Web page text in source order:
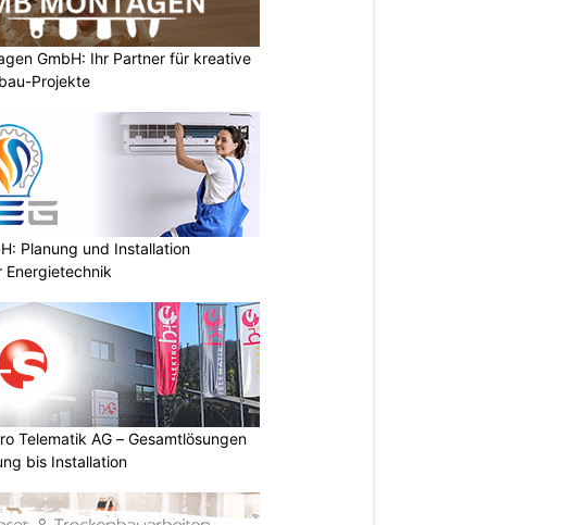
GmbH: Ihr Partner für kreative
Projekte
Planung und Installation
Energietechnik
Telematik AG – Gesamtlösungen
bis Installation